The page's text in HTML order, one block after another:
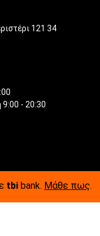
121 34
- 20:30
tbi bank. Μάθε πως.